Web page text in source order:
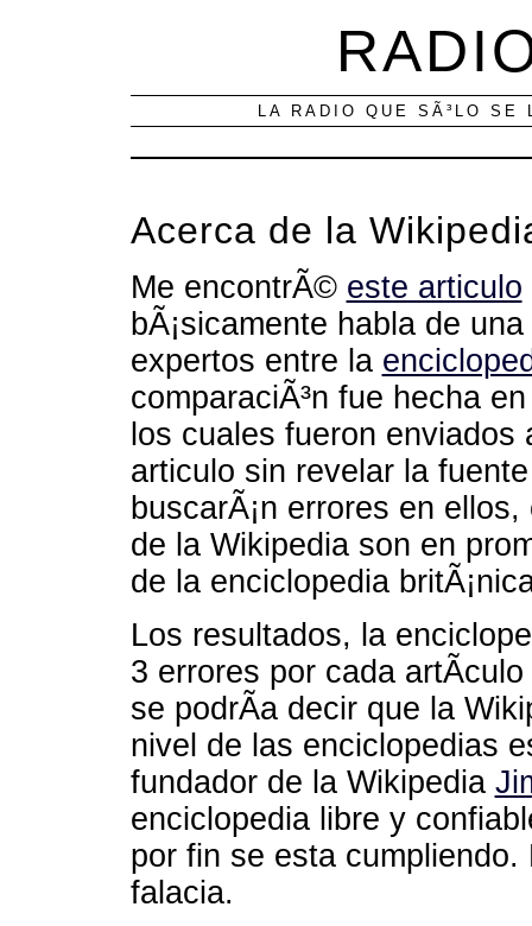
LA RADIO QUE SÃ³LO
Acerca de la
Me encontrÃ© este articulo
bÃ¡sicamente habla de
expertos entre la
comparaciÃ³n fue hecha
los cuales fueron enviados
articulo sin revelar la
buscarÃ¡n errores en
de la Wikipedia son en
de la enciclopedia
Los resultados, la
3 errores por cada
se podrÃ­a decir que la
nivel de las enciclopedias
fundador de la Wikipedia
enciclopedia libre y
por fin se esta
falacia.